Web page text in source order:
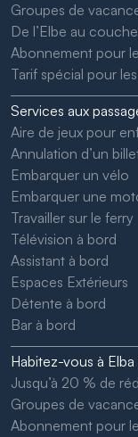
Groupes de
De l’Elbe au
Abonnement pour
Tarif spécial pour
Services aux
Aire de jeux pour
Annulation d’un
Embarquer un vélo
Embarquer une
Travailler sur le ferry
Télévision à bord
Assistant à bord
Espaces Extérieurs
Détente à bord
Bar à bord
Habitez-vous à Elba
Jusqu’à 20 % de
Groupes de
Abonnement pour